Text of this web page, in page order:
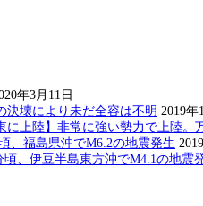
年3月11日
決壊により未だ全容は不明 2019年
に上陸】非常に強い勢力で上陸。
、福島県沖でM6.2の地震発生
頃、伊豆半島東方沖でM4.1の地震